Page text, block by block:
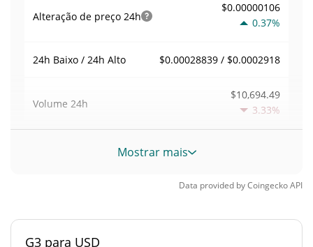
Alteração de preço 24h
$0.00000106
0.37%
24h Baixo / 24h Alto $0.00028839 / $0.0002918
Volume 24h
$10,694.49
3.33%
Volume / Limite deMostrar mais
Data provided byCoingeckoAPI
G3 para USD